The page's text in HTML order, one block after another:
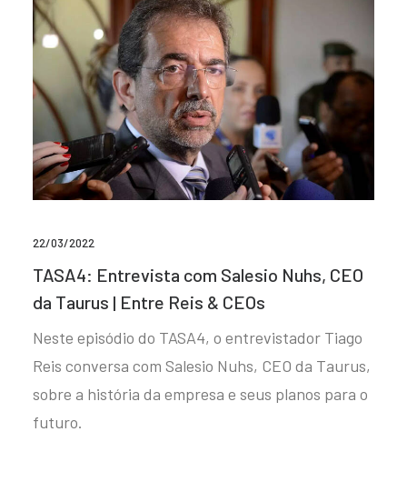
22/03/2022
TASA4: Entrevista com Salesio Nuhs, CEO
da Taurus | Entre Reis & CEOs
Neste episódio do TASA4, o entrevistador Tiago
Reis conversa com Salesio Nuhs, CEO da Taurus,
sobre a história da empresa e seus planos para o
futuro.